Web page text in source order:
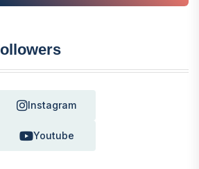
Instagram
Youtube